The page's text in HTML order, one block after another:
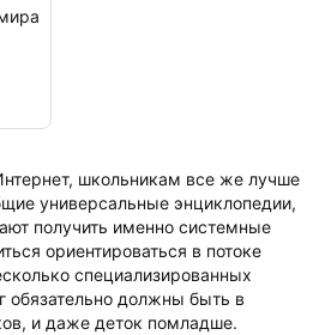
школьникам все же лучше
универсальные энциклопедии,
получить именно системные
ориентироваться в потоке
специализированных
обязательно должны быть в
и даже деток помладше.